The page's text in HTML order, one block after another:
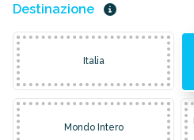
Destinazione
Italia
Mondo Intero